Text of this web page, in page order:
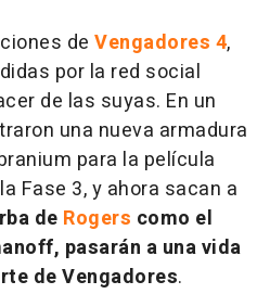
de Vengadores 4,
por la red social
de las suyas. En un
una nueva armadura
para la película
Fase 3, y ahora sacan a
de Rogers como el
pasarán a una vida
deVengadores.